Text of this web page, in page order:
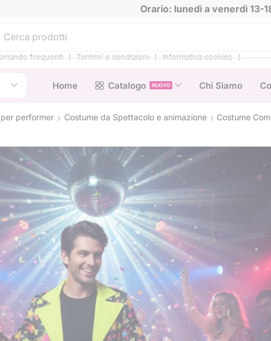
Orario: lunedì a venerdì 13-
frequenti ❘ Termini e condizioni ❘ Informativa cookies ❘
Home Catalogo NUOVO Chi Siamo
performer Costume da Spettacolo e animazione Costume